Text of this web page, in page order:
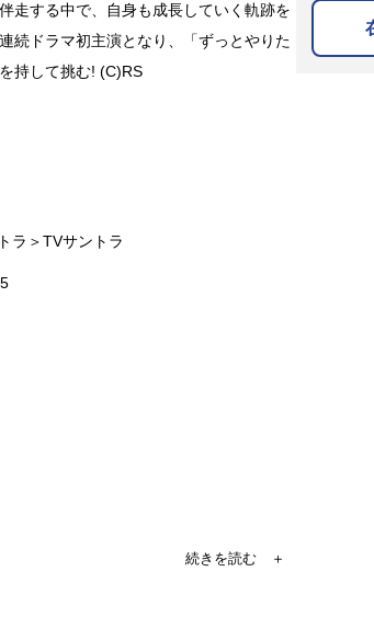
走する中で、自身も成長していく軌跡を
続ドラマ初主演となり、「ずっとやりた
持して挑む! (C)RS
ラ＞TVサントラ